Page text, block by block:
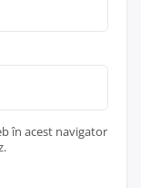
în acest navigator